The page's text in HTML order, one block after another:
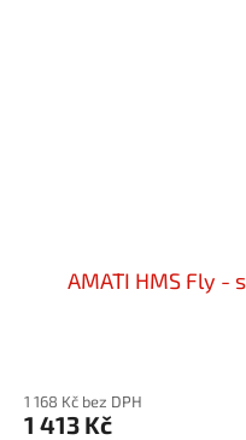
AMATI HMS Fly -
1 168 Kč bez DPH
1 413 Kč